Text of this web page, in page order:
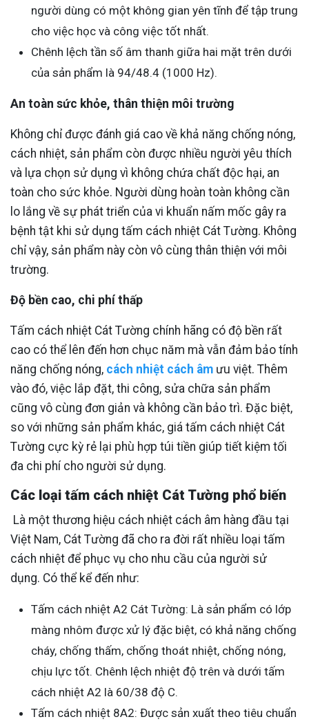
người dùng có một không gian yên tĩnh để tập trung
cho việc học và công việc tốt nhất.
Chênh lệch tần số âm thanh giữa hai mặt trên dưới
của sản phẩm là 94/48.4 (1000 Hz).
An toàn sức khỏe, thân thiện môi trường
Không chỉ được đánh giá cao về khả năng chống nóng,
cách nhiệt, sản phẩm còn được nhiều người yêu thích
và lựa chọn sử dụng vì không chứa chất độc hại, an
toàn cho sức khỏe. Người dùng hoàn toàn không cần
lo lắng về sự phát triển của vi khuẩn nấm mốc gây ra
bệnh tật khi sử dụng tấm cách nhiệt Cát Tường. Không
chỉ vậy, sản phẩm này còn vô cùng thân thiện với môi
trường.
Độ bền cao, chi phí thấp
Tấm cách nhiệt Cát Tường chính hãng có độ bền rất
cao có thể lên đến hơn chục năm mà vẫn đảm bảo tính
năng chống nóng, cách nhiệt cách âm ưu việt. Thêm
vào đó, việc lắp đặt, thi công, sửa chữa sản phẩm
cũng vô cùng đơn giản và không cần bảo trì. Đặc biệt,
so với những sản phẩm khác, giá tấm cách nhiệt Cát
Tường cực kỳ rẻ lại phù hợp túi tiền giúp tiết kiệm tối
đa chi phí cho người sử dụng.
Các loại tấm cách nhiệt Cát Tường phổ biến
Là một thương hiệu cách nhiệt cách âm hàng đầu tại
Việt Nam, Cát Tường đã cho ra đời rất nhiều loại tấm
cách nhiệt để phục vụ cho nhu cầu của người sử
dụng. Có thể kể đến như:
Tấm cách nhiệt A2 Cát Tường: Là sản phẩm có lớp
màng nhôm được xử lý đặc biệt, có khả năng chống
cháy, chống thấm, chống thoát nhiệt, chống nóng,
chịu lực tốt. Chênh lệch nhiệt độ trên và dưới tấm
cách nhiệt A2 là 60/38 độ C.
Tấm cách nhiệt 8A2: Được sản xuất theo tiêu chuẩn